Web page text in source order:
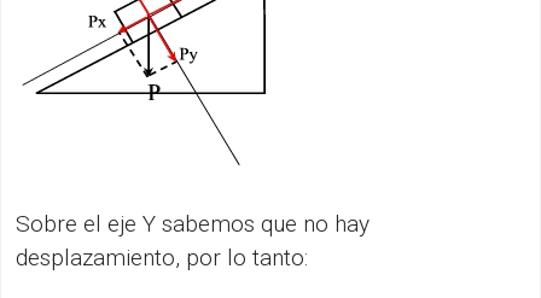
Sobre el eje Y sabemos que no hay
desplazamiento, por lo tanto: